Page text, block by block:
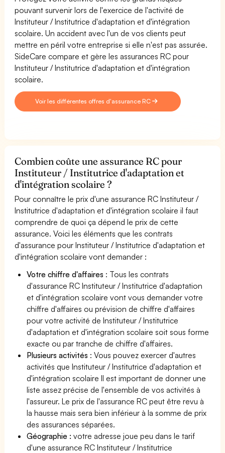
pouvant survenir lors de l'exercice de l'activité de
Instituteur / Institutrice d'adaptation et d'intégration
scolaire. Un accident avec l'un de vos clients peut
mettre en péril votre entreprise si elle n'est pas assurée.
SideCare compare et gère les assurances RC pour
Instituteur / Institutrice d'adaptation et d'intégration
scolaire.
Voir les différentes offres d'assurance RC
Combien coûte une assurance RC pour
Instituteur / Institutrice d'adaptation et
d'intégration scolaire ?
Pour connaître le prix d'une assurance RC Instituteur /
Institutrice d'adaptation et d'intégration scolaire il faut
comprendre de quoi ça dépend le prix de cette
assurance. Voici les éléments que les contrats
d'assurance pour Instituteur / Institutrice d'adaptation et
d'intégration scolaire vont demander :
Votre chiffre d'affaires : Tous les contrats
d'assurance RC Instituteur / Institutrice d'adaptation
et d'intégration scolaire vont vous demander votre
chiffre d'affaires ou prévision de chiffre d'affaires
pour votre activité de Instituteur / Institutrice
d'adaptation et d'intégration scolaire soit sous forme
exacte ou par tranche de chiffre d'affaires.
Plusieurs activités : Vous pouvez exercer d'autres
activités que Instituteur / Institutrice d'adaptation et
d'intégration scolaire Il est important de donner une
liste assez précise de l'ensemble de vos activités à
l'assureur. Le prix de l'assurance RC peut être revu à
la hausse mais sera bien inférieur à la somme de prix
des assurances séparées.
Géographie :votre adresse joue peu dans le tarif
d'une assurance RC Instituteur / Institutrice